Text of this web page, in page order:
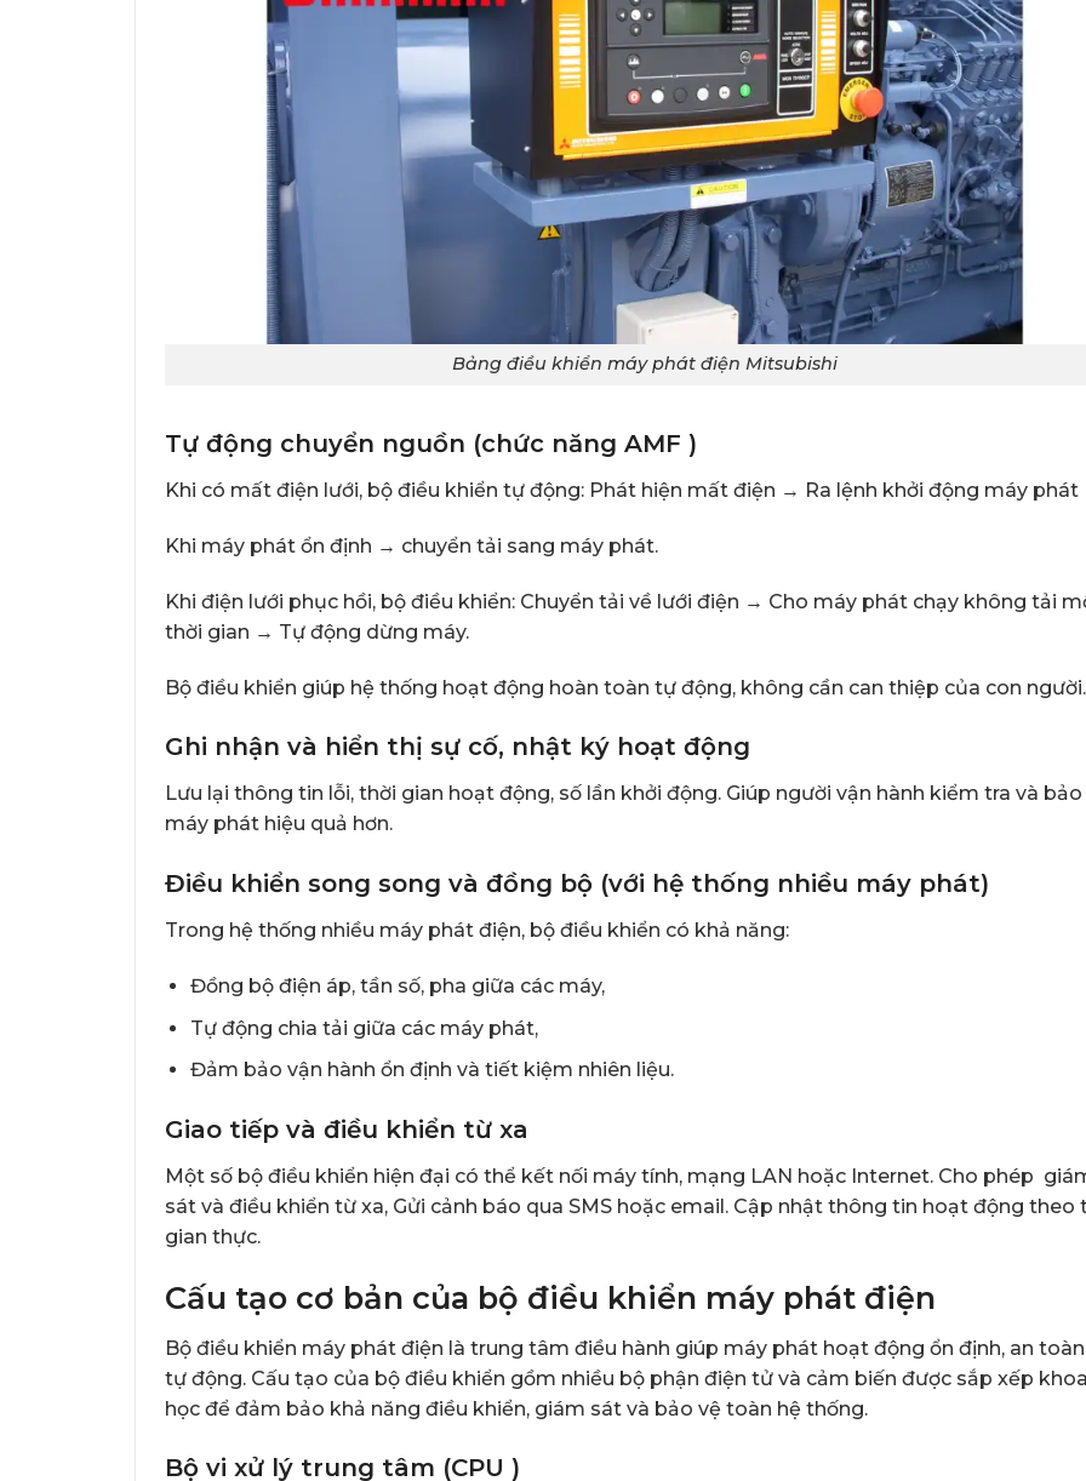
Bảng điều khiển máy phát điện Mitsubishi
Tự động chuyển nguồn (chức năng AMF )
Khi có mất điện lưới, bộ điều khiển tự động: Phát hiện mất điện → Ra lệnh khởi động máy phát
Khi máy phát ổn định → chuyển tải sang máy phát.
Khi điện lưới phục hồi, bộ điều khiển: Chuyển tải về lưới điện → Cho máy phát chạy không tải
thời gian → Tự động dừng máy.
Bộ điều khiển giúp hệ thống hoạt động hoàn toàn tự động, không cần can thiệp của con người.
Ghi nhận và hiển thị sự cố, nhật ký hoạt động
Lưu lại thông tin lỗi, thời gian hoạt động, số lần khởi động. Giúp người vận hành kiểm tra và
máy phát hiệu quả hơn.
Điều khiển song song và đồng bộ (với hệ thống nhiều máy phát)
Trong hệ thống nhiều máy phát điện, bộ điều khiển có khả năng:
Đồng bộ điện áp, tần số, pha giữa các máy,
Tự động chia tải giữa các máy phát,
Đảm bảo vận hành ổn định và tiết kiệm nhiên liệu.
Giao tiếp và điều khiển từ xa
Một số bộ điều khiển hiện đại có thể kết nối máy tính, mạng LAN hoặc Internet. Cho phép
sát và điều khiển từ xa, Gửi cảnh báo qua SMS hoặc email. Cập nhật thông tin hoạt động theo
gian thực.
Cấu tạo cơ bản của bộ điều khiển máy phát điện
Bộ điều khiển máy phát điện là trung tâm điều hành giúp máy phát hoạt động ổn định, an
tự động. Cấu tạo của bộ điều khiển gồm nhiều bộ phận điện tử và cảm biến được sắp xếp
học để đảm bảo khả năng điều khiển, giám sát và bảo vệ toàn hệ thống.
Bộ vi xử lý trung tâm (CPU )